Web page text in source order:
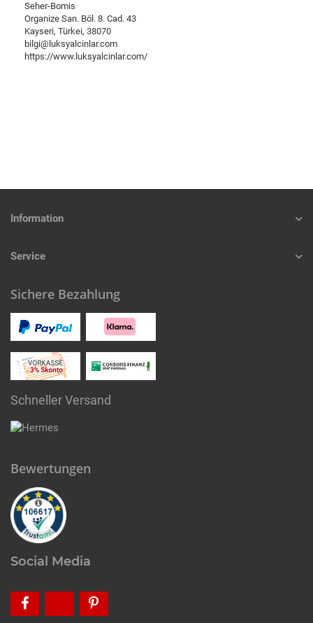
Seher-Bomis
Organize San. Böl. 8. Cad. 43
Kayseri, Türkei, 38070
bilgi@luksyalcinlar.com
https://www.luksyalcinlar.com/
Information
Service
Sichere Bezahlung
Schneller Versand
Bewertungen
Social Media